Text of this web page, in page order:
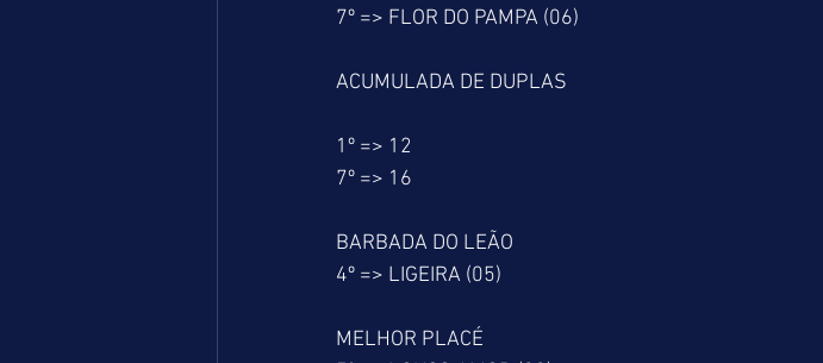
7º => FLOR DO PAMPA (06)
ACUMULADA DE DUPLAS
1º => 12
7º => 16
BARBADA DO LEÃO
4º => LIGEIRA (05)
MELHOR PLACÉ